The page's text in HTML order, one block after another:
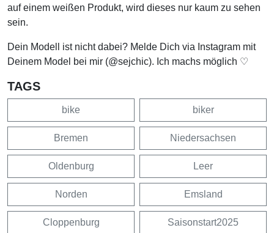
auf einem weißen Produkt, wird dieses nur kaum zu sehen
sein.
Dein Modell ist nicht dabei? Melde Dich via Instagram mit
Deinem Model bei mir (@sejchic). Ich machs möglich ♡
TAGS
bike biker
Bremen Niedersachsen
Oldenburg Leer
Norden Emsland
Cloppenburg Saisonstart2025